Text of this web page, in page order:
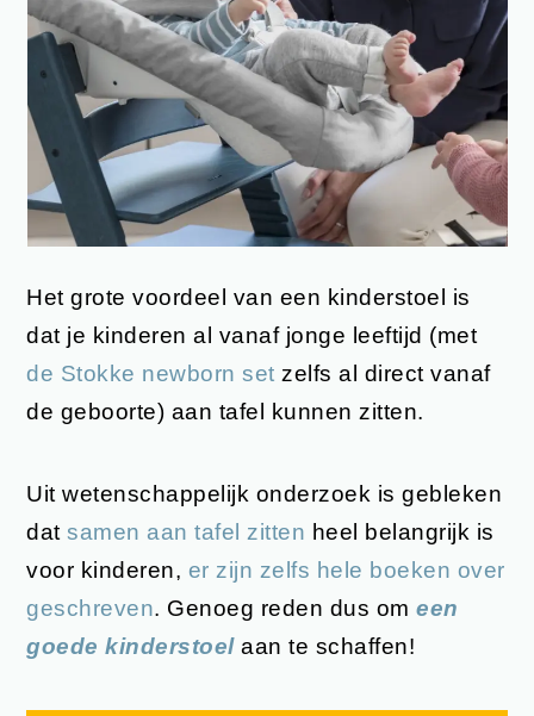
Het grote voordeel van een kinderstoel is
dat je kinderen al vanaf jonge leeftijd (met
de Stokke newborn set zelfs al direct vanaf
de geboorte) aan tafel kunnen zitten.
Uit wetenschappelijk onderzoek is gebleken
datsamen aan tafel zitten heel belangrijk is
voor kinderen, er zijn zelfs hele boeken over
geschreven. Genoeg reden dus omeen
goede kinderstoelaan te schaffen!